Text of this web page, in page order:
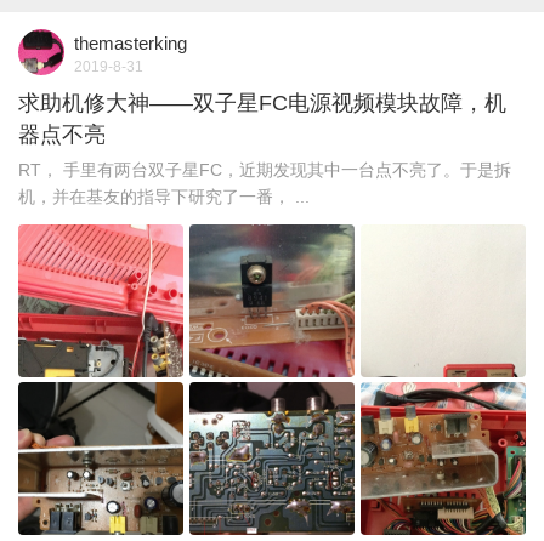
themasterking
2019-8-31
求助机修大神——双子星FC电源视频模块故障，机
器点不亮
RT， 手里有两台双子星FC，近期发现其中一台点不亮了。于是拆
机，并在基友的指导下研究了一番， ...